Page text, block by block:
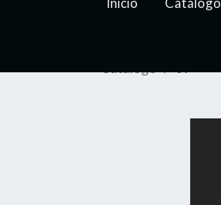
Catálogo
09